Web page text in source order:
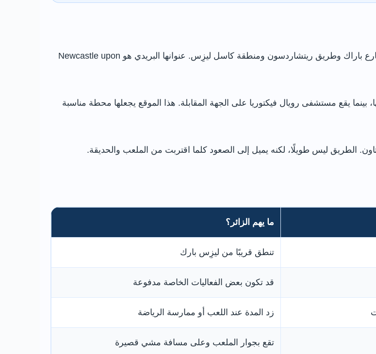
تقع الحديقة على الحافة الشمالية الغربية لمركز نيوكاسل، بين شارع باراك وطريق ريتشاردسون ومنطقة كاسل ليزِس. عنوانها البريدي هو Newcastle upon
يقع مستشفى رويال فيكتوريا على الجهة المقابلة. هذا الموقع يجعلها محطة مناسبة
الطريق ليس طويلًا، لكنه يميل إلى الصعود كلما اقتربت من الملعب والحديقة.
ما يهم الزائر؟
تنطق قريبًا من ليزِس بارك
قد تكون بعض الفعاليات الخاصة مدفوعة
زد المدة عند اللعب أو ممارسة الرياضة
تقع بجوار الملعب وعلى مسافة مشي قصيرة